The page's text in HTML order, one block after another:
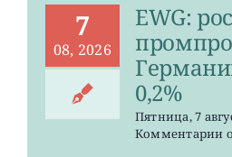
7
08, 2026
EWG:
0,2%
Пятница, 7
Комментариик